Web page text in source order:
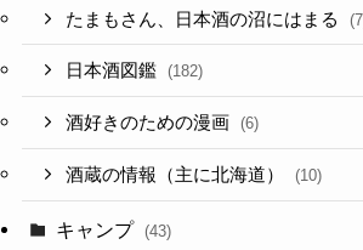
たまもさん、日本酒の沼にはまる
日本酒図鑑 (182)
酒好きのための漫画 (6)
酒蔵の情報（主に北海道） (10)
キャンプ (43)